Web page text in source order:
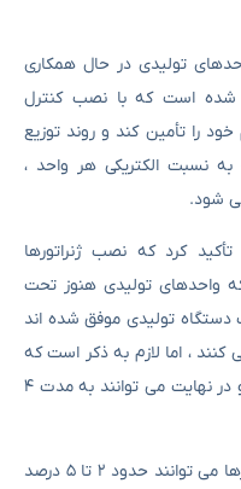
تولیدی در حال همکاری
شده است که با نصب کنترل
را تأمین کند و روند توزیع
نسبت الکتریکی هر واحد ،
شود.
کرد که نصب ژنراتورها
واحدهای تولیدی هنوز تحت
تولیدی موفق شده اند
، اما لازم به ذکر است که
ژنراتورها قادر به کار تمام وقت نیستند و در نهایت می توانند به مدت ۴
Asgari خاطرنشان کرد: استفاده از ژنراتورها می توانند حدود ۲ تا ۵ درصد